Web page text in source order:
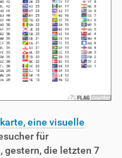
eine visuelle
für
gestern, die letzten 7